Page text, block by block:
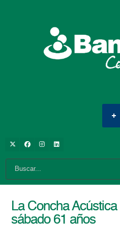
La Concha
sábado 61 años